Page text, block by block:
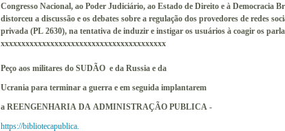
Congresso Nacional, ao Poder Judiciário, ao Estado de Direito e à Democracia
distorceu a discussão e os debates sobre a regulação dos provedores de redes
privada (PL 2630), na tentativa de induzir e instigar os usuários à coagir os
xxxxxxxxxxxxxxxxxxxxxxxxxxxxxxxxxxxxxxxx
Peço aos militares do SUDÃO e da Russia e da
Ucrania para terminar a guerra e em seguida implantarem
a REENGENHARIA DA ADMINISTRAÇÃO PUBLICA -
https://bibliotecapublica.